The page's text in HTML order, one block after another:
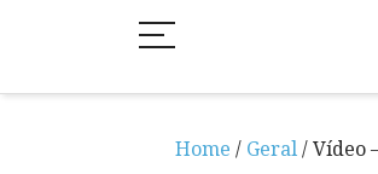
Home / Geral/ Vídeo